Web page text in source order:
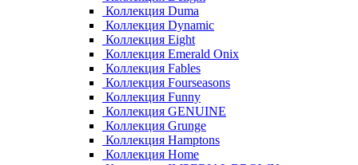
Коллекция Duma
Коллекция Dynamic
Коллекция Eight
Коллекция Emerald Onix
Коллекция Fables
Коллекция Fourseasons
Коллекция Funny
Коллекция GENUINE
Коллекция Grunge
Коллекция Hamptons
Коллекция Home